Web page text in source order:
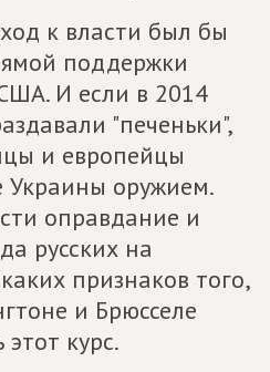
к власти был бы
поддержки
И если в 2014
"печеньки",
и европейцы
Украины оружием.
оправдание и
русских на
признаков того,
и Брюсселе
курс.